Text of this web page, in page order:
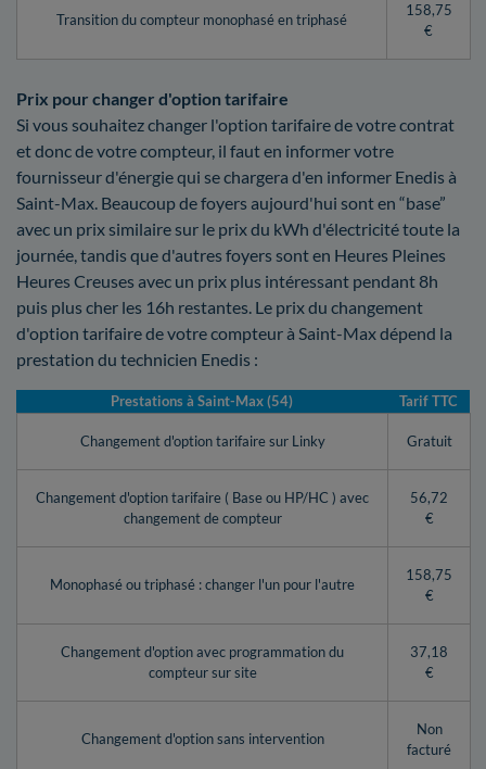
Transition du compteur monophasé en triphasé
158,75
€
Prix pour changer d'option tarifaire
Si vous souhaitez changer l'option tarifaire de votre contrat
et donc de votre compteur, il faut en informer votre
fournisseur d'énergie qui se chargera d'en informer Enedis à
Saint-Max. Beaucoup de foyers aujourd'hui sont en “base”
avec un prix similaire sur le prix du kWh d'électricité toute la
journée, tandis que d'autres foyers sont en Heures Pleines
Heures Creuses avec un prix plus intéressant pendant 8h
puis plus cher les 16h restantes. Le prix du changement
d'option tarifaire de votre compteur à Saint-Max dépend la
prestation du technicien Enedis :
Prestations à Saint-Max (54) Tarif TTC
Changement d'option tarifaire sur Linky Gratuit
Changement d'option tarifaire ( Base ou HP/HC ) avec
changement de compteur
56,72
€
Monophasé ou triphasé : changer l'un pour l'autre
158,75
€
Changement d'option avec programmation du
compteur sur site
37,18
€
Changement d'option sans intervention
Non
facturé